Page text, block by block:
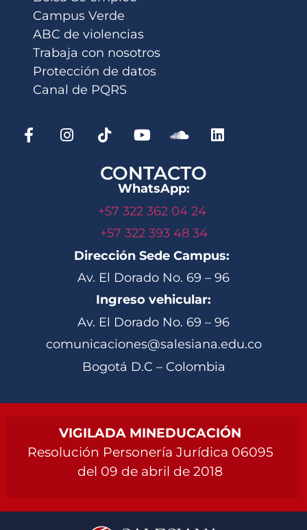
Campus Verde
ABC de violencias
Trabaja con nosotros
Protección de datos
Canal de PQRS
CONTACTO
WhatsApp:
+57 322 362 04 24
+57 322 393 48 34
Dirección Sede Campus:
Av. El Dorado No. 69 – 96
Ingreso vehicular:
Av. El Dorado No. 69 – 96
comunicaciones@salesiana.edu.co
Bogotá D.C – Colombia
VIGILADA MINEDUCACIÓN
Resolución Personería Jurídica 06095
del 09 de abril de 2018